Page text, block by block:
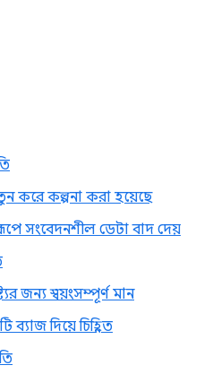
করে কল্পনা করা হয়েছে
সংবেদনশীল ডেটা বাদ দেয়
জন্য স্বয়ংসম্পূর্ণ মান
দিয়ে চিহ্নিত